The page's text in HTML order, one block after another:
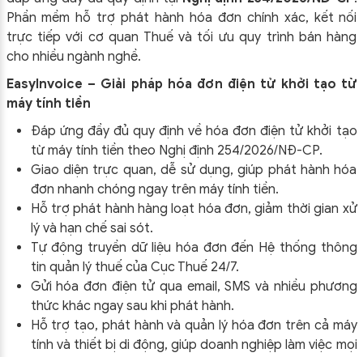
Phần mềm hỗ trợ phát hành hóa đơn chính xác, kết nối
trực tiếp với cơ quan Thuế và tối ưu quy trình bán hàng
cho nhiều ngành nghề.
EasyInvoice – Giải pháp hóa đơn điện tử khởi tạo từ
máy tính tiền
Đáp ứng đầy đủ quy định về hóa đơn điện tử khởi tạo
từ máy tính tiền theo Nghị định 254/2026/NĐ-CP.
Giao diện trực quan, dễ sử dụng, giúp phát hành hóa
đơn nhanh chóng ngay trên máy tính tiền.
Hỗ trợ phát hành hàng loạt hóa đơn, giảm thời gian xử
lý và hạn chế sai sót.
Tự động truyền dữ liệu hóa đơn đến Hệ thống thông
tin quản lý thuế của Cục Thuế 24/7.
Gửi hóa đơn điện tử qua email, SMS và nhiều phương
thức khác ngay sau khi phát hành.
Hỗ trợ tạo, phát hành và quản lý hóa đơn trên cả máy
tính và thiết bị di động, giúp doanh nghiệp làm việc mọi